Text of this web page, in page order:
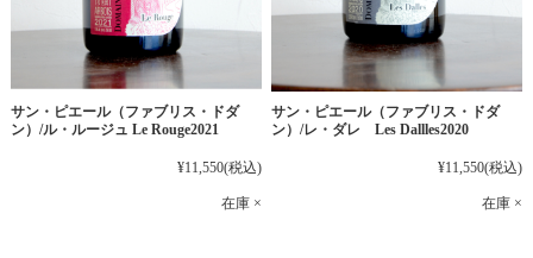
サン・ピエール（ファブリス・ドダ
ン）/ル・ルージュ Le Rouge2021
¥11,550(税込)
在庫 ×
サン・ピエール（ファブリス・ドダ
ン）/レ・ダレ Les Dallles2020
¥11,550(税込)
在庫 ×